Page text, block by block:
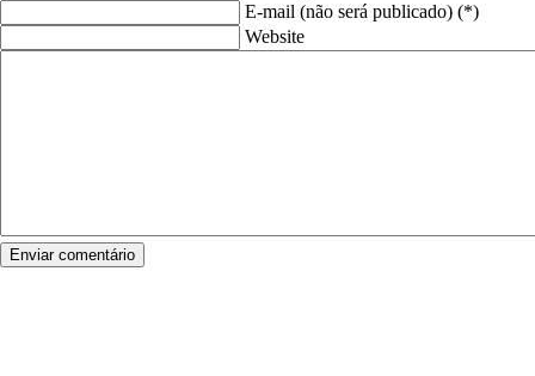
E-mail (não será publicado) (*)
Website